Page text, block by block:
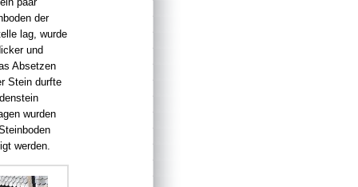
der
lag, wurde
und
Absetzen
Stein durfte
wurden
werden.